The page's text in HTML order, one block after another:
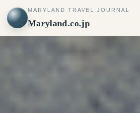
MARYLAND TRAVEL JOURNAL
Maryland.co.jp